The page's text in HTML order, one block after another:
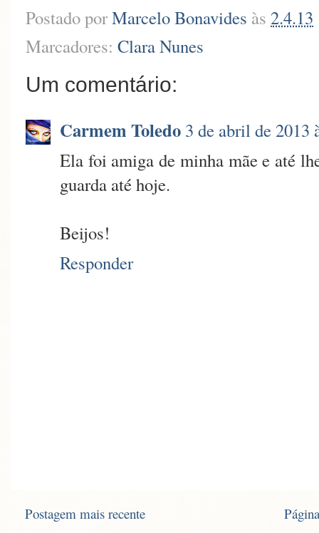
Postado porMarcelo Bonavides às 2.4.13
Marcadores: Clara Nunes
Um comentário:
Carmem Toledo 3 de abril de 2013
Ela foi amiga de minha mãe e até
guarda até hoje.
Beijos!
Responder
Postagem mais recente